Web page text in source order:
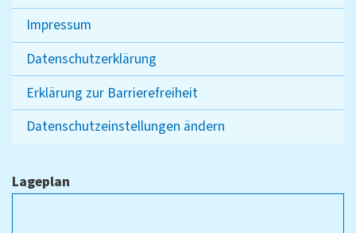
Impressum
Datenschutzerklärung
Erklärung zur Barrierefreiheit
Datenschutzeinstellungen ändern
Lageplan